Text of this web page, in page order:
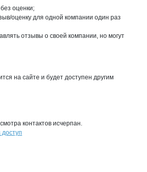
оценки;
оценку для одной компании один раз
отзывы о своей компании, но могут
на сайте и будет доступен другим
контактов исчерпан.